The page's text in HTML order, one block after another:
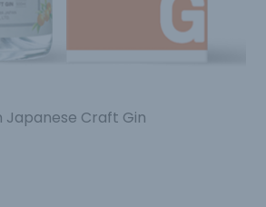
Japanese Craft Gin